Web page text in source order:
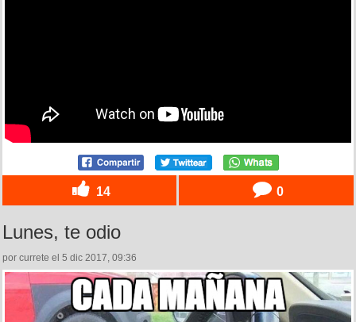
14 0
Lunes, te odio
por currete el 5 dic 2017, 09:36